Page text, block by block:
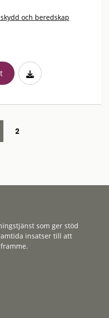
och beredskap
2
som ger stöd
insatser till att